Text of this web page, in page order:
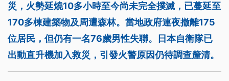
災，火勢延燒10多小時至今尚未完全撲滅，已蔓延至
170多棟建築物及周遭森林。當地政府連夜撤離175
位居民，但仍有一名76歲男性失聯。日本自衛隊已
出動直升機加入救災，引發火警原因仍待調查釐清。